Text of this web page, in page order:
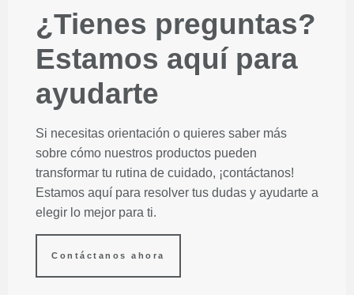
¿Tienes preguntas?
Estamos aquí para
ayudarte
Si necesitas orientación o quieres saber más
sobre cómo nuestros productos pueden
transformar tu rutina de cuidado, ¡contáctanos!
Estamos aquí para resolver tus dudas y ayudarte a
elegir lo mejor para ti.
Contáctanos ahora